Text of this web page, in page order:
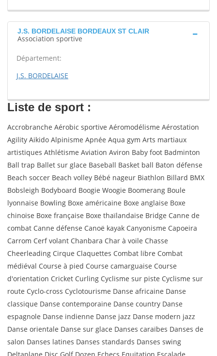
J.S. BORDELAISE BORDEAUX ST CLAIR
Association sportive
Département:
J.S. BORDELAISE
Liste de sport :
Accrobranche Aérobic sportive Aéromodélisme Aérostation
Agility Aikido Alpinisme Apnée Aqua gym Arts martiaux
artistiques Athlétisme Aviation Aviron Baby foot Badminton
Ball trap Ballet sur glace Baseball Basket ball Baton défense
Beach soccer Beach volley Bébé nageur Biathlon Billard BMX
Bobsleigh Bodyboard Boogie Woogie Boomerang Boule
lyonnaise Bowling Boxe américaine Boxe anglaise Boxe
chinoise Boxe française Boxe thaïlandaise Bridge Canne de
combat Canne défense Canoë kayak Canyonisme Capoeira
Carrom Cerf volant Chanbara Char à voile Chasse
Cheerleading Cirque Claquettes Combat libre Combat
médiéval Course à pied Course camarguaise Course
d'orientation Cricket Curling Cyclisme sur piste Cyclisme sur
route Cyclo-cross Cyclotourisme Danse africaine Danse
classique Danse contemporaine Danse country Danse
espagnole Danse indienne Danse jazz Danse modern jazz
Danse orientale Danse sur glace Danses caraïbes Danses de
salon Danses latines Danses standards Danses swing